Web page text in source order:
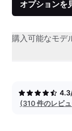
オプションを
購入可能なモデ
(310 件のレビ